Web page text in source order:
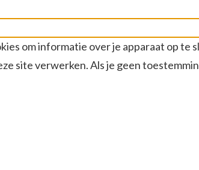
om informatie over je apparaat op te
site verwerken. Als je geen